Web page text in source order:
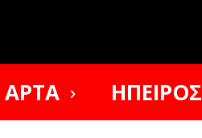
ΑΡΤΑ ΗΠΕΙΡΟΣ